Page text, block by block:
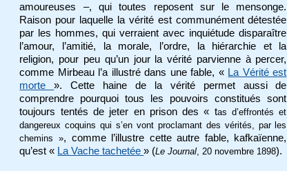
amoureuses –, qui toutes reposent sur le mensonge.
Raison pour laquelle la vérité est communément détestée
par les hommes, qui verraient avec inquiétude disparaître
l’amour, l’amitié, la morale, l’ordre, la hiérarchie et la
religion, pour peu qu’un jour la vérité parvienne à percer,
comme Mirbeau l’a illustré dans une fable, « La Vérité est
morte». Cette haine de la vérité permet aussi de
comprendre pourquoi tous les pouvoirs constitués sont
toujours tentés de jeter en prison des « tas d’effrontés et
dangereux coquins qui s’en vont proclamant des vérités, par les
chemins », comme l’illustre cette autre fable, kafkaïenne,
qu’est « La Vache tachetée» (Le Journal , 20 novembre 1898).